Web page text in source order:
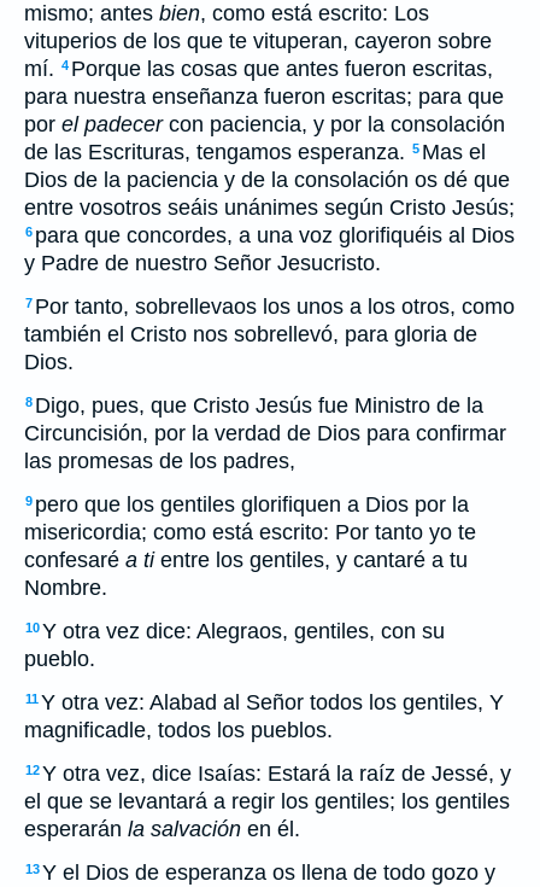
mismo; antes bien, como está escrito: Los
vituperios de los que te vituperan, cayeron sobre
mí. 4 Porque las cosas que antes fueron escritas,
para nuestra enseñanza fueron escritas; para que
por el padecercon paciencia, y por la consolación
de las Escrituras, tengamos esperanza. 5 Mas el
Dios de la paciencia y de la consolación os dé que
entre vosotros seáis unánimes según Cristo Jesús;
6 para que concordes, a una voz glorifiquéis al Dios
y Padre de nuestro Señor Jesucristo.
7 Por tanto, sobrellevaos los unos a los otros, como
también el Cristo nos sobrellevó, para gloria de
Dios.
8 Digo, pues, que Cristo Jesús fue Ministro de la
Circuncisión, por la verdad de Dios para confirmar
las promesas de los padres,
9 pero que los gentiles glorifiquen a Dios por la
misericordia; como está escrito: Por tanto yo te
confesaré a tientre los gentiles, y cantaré a tu
Nombre.
10Y otra vez dice: Alegraos, gentiles, con su
pueblo.
11Y otra vez: Alabad al Señor todos los gentiles, Y
magnificadle, todos los pueblos.
12Y otra vez, dice Isaías: Estará la raíz de Jessé, y
el que se levantará a regir los gentiles; los gentiles
esperarán la salvación en él.
13Y el Dios de esperanza os llena de todo gozo y